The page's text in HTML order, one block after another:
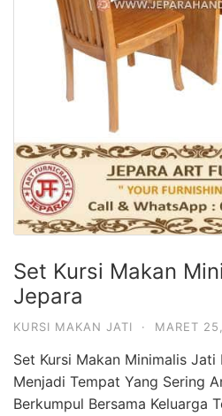
Set Kursi Makan
Jepara
KURSI MAKAN JATI · MARET
Set Kursi Makan Minimalis Jati
Menjadi Tempat Yang Sering
Berkumpul Bersama Keluarga